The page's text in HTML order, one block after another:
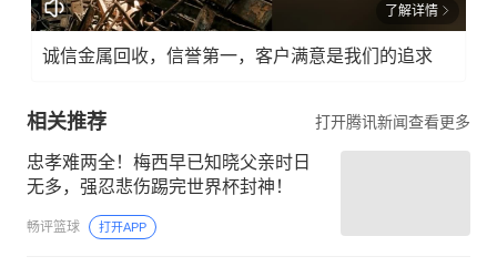
了解详情
诚信金属回收，信誉第一，客户满意是我们的追求
相关推荐 打开腾讯新闻查看更多
忠孝难两全！梅西早已知晓父亲时日
无多，强忍悲伤踢完世界杯封神！
畅评篮球 打开APP